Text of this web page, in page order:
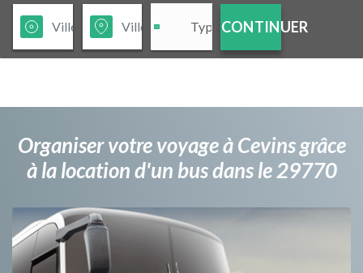
CONTINUER
Organiser votre voyage à Cevins grâce
à la location d'un bus dans le 29770